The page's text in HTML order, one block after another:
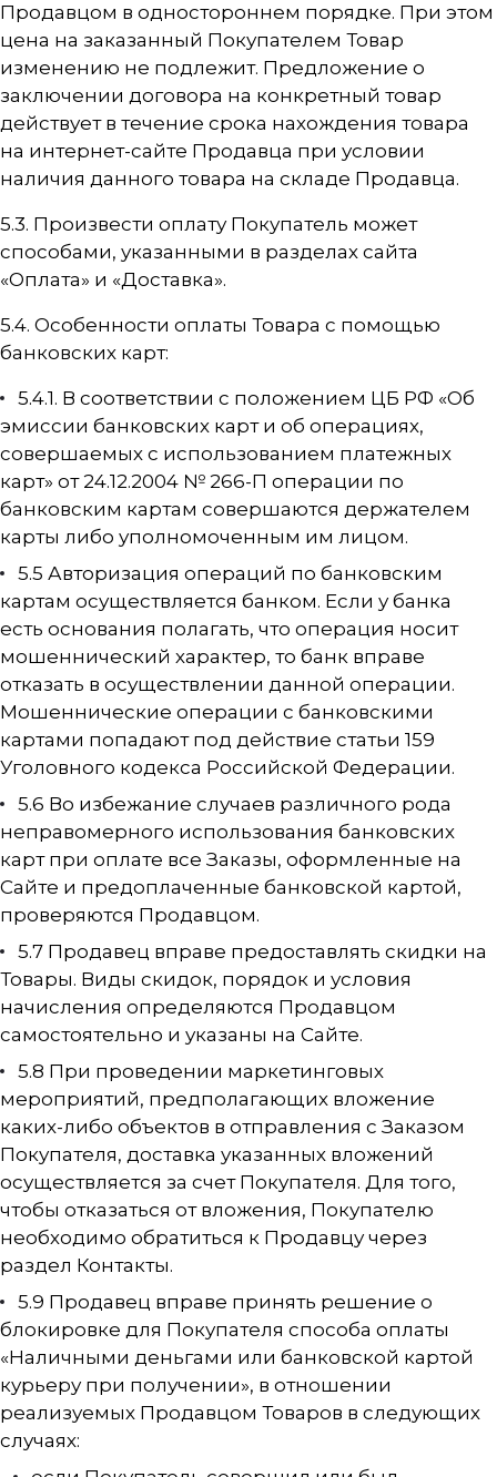
Продавцом в одностороннем порядке. При этом
цена на заказанный Покупателем Товар
изменению не подлежит. Предложение о
заключении договора на конкретный товар
действует в течение срока нахождения товара
на интернет-сайте Продавца при условии
наличия данного товара на складе Продавца.
5.3. Произвести оплату Покупатель может
способами, указанными в разделах сайта
«Оплата» и «Доставка».
5.4. Особенности оплаты Товара с помощью
банковских карт:
5.4.1. В соответствии с положением ЦБ РФ «Об
эмиссии банковских карт и об операциях,
совершаемых с использованием платежных
карт» от 24.12.2004 № 266-П операции по
банковским картам совершаются держателем
карты либо уполномоченным им лицом.
5.5 Авторизация операций по банковским
картам осуществляется банком. Если у банка
есть основания полагать, что операция носит
мошеннический характер, то банк вправе
отказать в осуществлении данной операции.
Мошеннические операции с банковскими
картами попадают под действие статьи 159
Уголовного кодекса Российской Федерации.
5.6 Во избежание случаев различного рода
неправомерного использования банковских
карт при оплате все Заказы, оформленные на
Сайте и предоплаченные банковской картой,
проверяются Продавцом.
5.7 Продавец вправе предоставлять скидки на
Товары. Виды скидок, порядок и условия
начисления определяются Продавцом
самостоятельно и указаны на Сайте.
5.8 При проведении маркетинговых
мероприятий, предполагающих вложение
каких-либо объектов в отправления с Заказом
Покупателя, доставка указанных вложений
осуществляется за счет Покупателя. Для того,
чтобы отказаться от вложения, Покупателю
необходимо обратиться к Продавцу через
раздел Контакты.
5.9 Продавец вправе принять решение о
блокировке для Покупателя способа оплаты
«Наличными деньгами или банковской картой
курьеру при получении», в отношении
реализуемых Продавцом Товаров в следующих
случаях: